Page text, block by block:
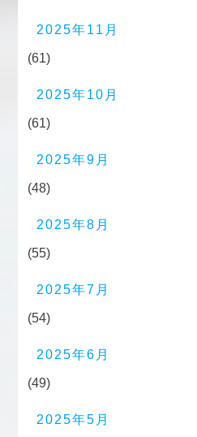
2025年11月
(61)
2025年10月
(61)
2025年9月
(48)
2025年8月
(55)
2025年7月
(54)
2025年6月
(49)
2025年5月